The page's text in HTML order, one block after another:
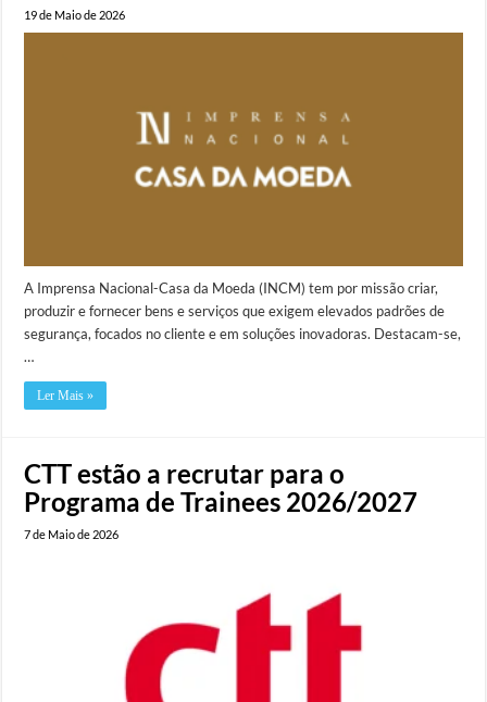
19 de Maio de 2026
A Imprensa Nacional-Casa da Moeda (INCM) tem por missão criar,
produzir e fornecer bens e serviços que exigem elevados padrões de
segurança, focados no cliente e em soluções inovadoras. Destacam-se,
…
Ler Mais »
CTT estão a recrutar para o
Programa de Trainees 2026/2027
7 de Maio de 2026